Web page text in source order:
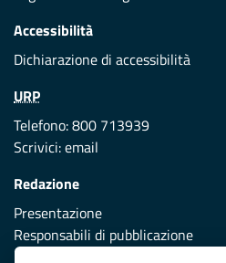
Accessibilità
Dichiarazione di accessibilità
URP
Telefono: 800 713939
Scrivici:email
Redazione
Presentazione
Responsabili di pubblicazione